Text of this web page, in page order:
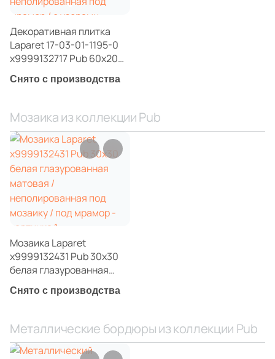
Декоративная плитка
Laparet 17-03-01-1195-0
х9999132717 Pub 60x20
белая глазурованная
матовая /
мрамор / с узорами
Снято с производства
Мозаика из коллекции Pub
Мозаика Laparet
х9999132431 Pub 30x30
белая глазурованная
матовая /
неполированная под
Снято с производства
Металлические бордюры из коллекции Pub